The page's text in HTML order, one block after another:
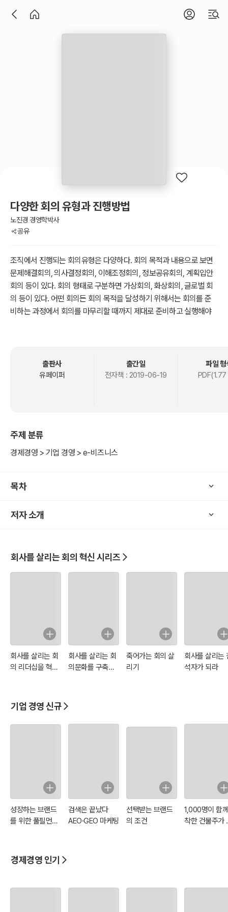
다양한 회의 유형과 진행방법
노진경 경영학박사
공유
조직에서 진행되는 회의유형은 다양하다. 회의 목적과 내용으로 보면
문제해결회의, 의사결정회의, 이해조정회의, 정보공유회의, 계획입안
회의 등이 있다. 회의 형태로 구분하면 가상회의, 화상회의, 글로벌 회
의 등이 있다. 어떤 회의든 회의 목적을 달성하기 위해서는 회의를 준
비하는 과정에서 회의를 마무리할 때까지 제대로 준비하고 실행해야
였다. 특히 사회를 볼 경우에는 반드시 읽고 활용하면 큰 도움이 될 것
출판사
유페이퍼
출간일
전자책 : 2019-06-19
파일 형
주제 분류
경제경영 > 기업 경영 > e-비즈니스
목차
저자 소개
회사를 살리는 회의 혁신 시리즈
회사를 살리는 회
의 리더십을 혁신
회사를 살리는 회
의문화를 구축하
죽어가는 회의 살
리기
회사를 살리는
석자가 되라
기업 경영 신규
성장하는 브랜드
를 위한 풀필먼트
검색은 끝났다
AEO·GEO 마케팅
선택받는 브랜드
의 조건
1,000명이 함께
착한 건물주가
경제경영 인기